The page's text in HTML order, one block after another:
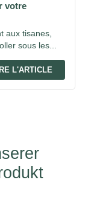
votre
aux tisanes,
sous les...
L'ARTICLE